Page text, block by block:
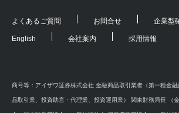
よくあるご質問 お問合せ 企業型
English 会社案内 採用情報
商号等：アイザワ証券株式会社 金融商品取引業者（第一種金
品取引業、投資助言・代理業、投資運用業） 関東財務局長